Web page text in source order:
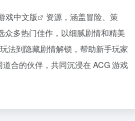
戏中文版
资源，涵盖冒险、策
多热门佳作，以细腻剧情和精美
玩法到隐藏剧情解锁，帮助新手玩家
合的伙伴，共同沉浸在 ACG 游戏